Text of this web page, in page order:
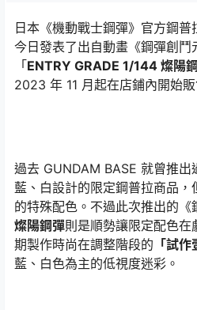
日本《機動戰士鋼彈》官方鋼
今日發表了出自動畫《鋼彈創鬥
「ENTRY GRADE 1/144 燦陽
2023 年 11 月起在店鋪內開始販
過去 GUNDAM BASE 就曾推出
藍、白設計的限定鋼普拉商品，
的特殊配色。不過此次推出的
燦陽鋼彈則是順勢讓限定配色
期製作時尚在調整階段的 「試作
藍、白色為主的低視度迷彩。